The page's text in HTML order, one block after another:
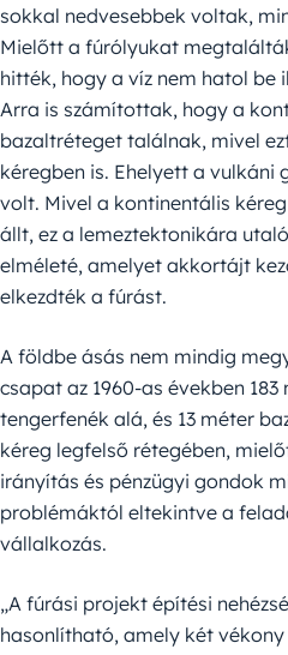
sokkal nedvesebbek voltak,
Mielőtt a fúrólyukat
hitték, hogy a víz nem hatol be
Arra is számítottak, hogy a
bazaltréteget találnak, mivel
kéregben is. Ehelyett a
volt. Mivel a kontinentális
állt, ez a lemeztektonikára
elméleté, amelyet akkortájt
elkezdték a fúrást.
A földbe ásás nem mindig
csapat az 1960-as években
tengerfenék alá, és 13 méter
kéreg legfelső rétegében,
irányítás és pénzügyi gondok
problémáktól eltekintve a
vállalkozás.
„A fúrási projekt építési
hasonlítható, amely két